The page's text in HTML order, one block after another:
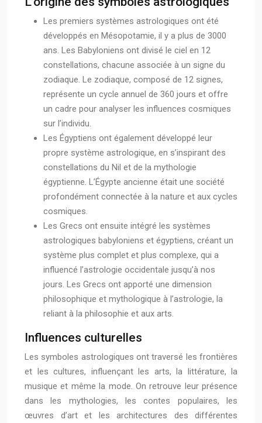
Les premiers systèmes astrologiques ont été
développés en Mésopotamie, il y a plus de 3000
ans. Les Babyloniens ont divisé le ciel en 12
constellations, chacune associée à un signe du
zodiaque. Le zodiaque, composé de 12 signes,
représente un cycle annuel de 360 jours et offre
un cadre pour analyser les influences cosmiques
sur l’individu.
Les Égyptiens ont également développé leur
propre système astrologique, en s’inspirant des
constellations du Nil et de la mythologie
égyptienne. L’Égypte ancienne était une société
profondément connectée à la nature et aux cycles
cosmiques.
Les Grecs ont ensuite intégré les systèmes
astrologiques babyloniens et égyptiens, créant un
système plus complet et plus complexe, qui a
influencé l’astrologie occidentale jusqu’à nos
jours. Les Grecs ont apporté une dimension
philosophique et mythologique à l’astrologie, la
reliant à la philosophie et aux arts.
Influences culturelles
Les symboles astrologiques ont traversé les frontières
et les cultures, influençant les arts, la littérature, la
musique et même la mode. On retrouve leur présence
dans les mythologies, les contes populaires, les
œuvres d’art et les architectures des différentes